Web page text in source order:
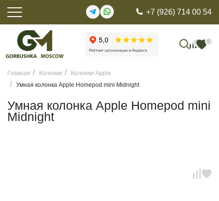
+7 (926) 714 00 54
0 0
Главная Колонки
Колонки Apple
Умная колонка Apple Homepod mini Midnight
Умная колонка Apple Homepod mini
Midnight